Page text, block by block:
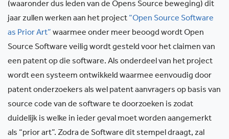
(waaronder dus leden van de Opens Source beweging) dit
jaar zullen werken aan het project “Open Source Software
as Prior Art” waarmee onder meer beoogd wordt Open
Source Software veilig wordt gesteld voor het claimen van
een patent op die software. Als onderdeel van het project
wordt een systeem ontwikkeld waarmee eenvoudig door
patent onderzoekers als wel patent aanvragers op basis van
source code van de software te doorzoeken is zodat
duidelijk is welke in ieder geval moet worden aangemerkt
als “prior art”. Zodra de Software dit stempel draagt, zal